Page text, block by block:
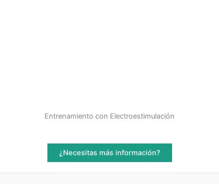
Entrenamiento con Electroestimulación
¿Necesitas más información?